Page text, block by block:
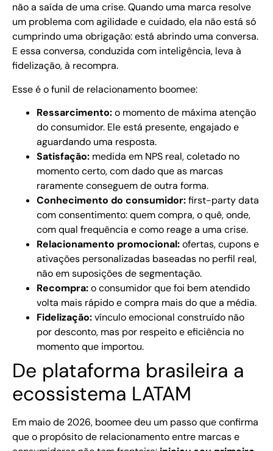
não a saída de uma crise. Quando uma marca resolve
um problema com agilidade e cuidado, ela não está só
cumprindo uma obrigação: está abrindo uma conversa.
E essa conversa, conduzida com inteligência, leva à
fidelização, à recompra.
Esse é o funil de relacionamento boomee:
Ressarcimento:o momento de máxima atenção
do consumidor. Ele está presente, engajado e
aguardando uma resposta.
Satisfação: medida em NPS real, coletado no
momento certo, com dado que as marcas
raramente conseguem de outra forma.
Conhecimento do consumidor:first-party data
com consentimento: quem compra, o quê, onde,
com qual frequência e como reage a uma crise.
Relacionamento promocional:ofertas, cupons e
ativações personalizadas baseadas no perfil real,
não em suposições de segmentação.
Recompra:o consumidor que foi bem atendido
volta mais rápido e compra mais do que a média.
Fidelização:vínculo emocional construído não
por desconto, mas por respeito e eficiência no
momento que importou.
De plataforma brasileira a
ecossistema LATAM
Em maio de 2026, boomee deu um passo que confirma
que o propósito de relacionamento entre marcas e